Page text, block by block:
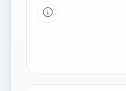
Tipp a grafikon